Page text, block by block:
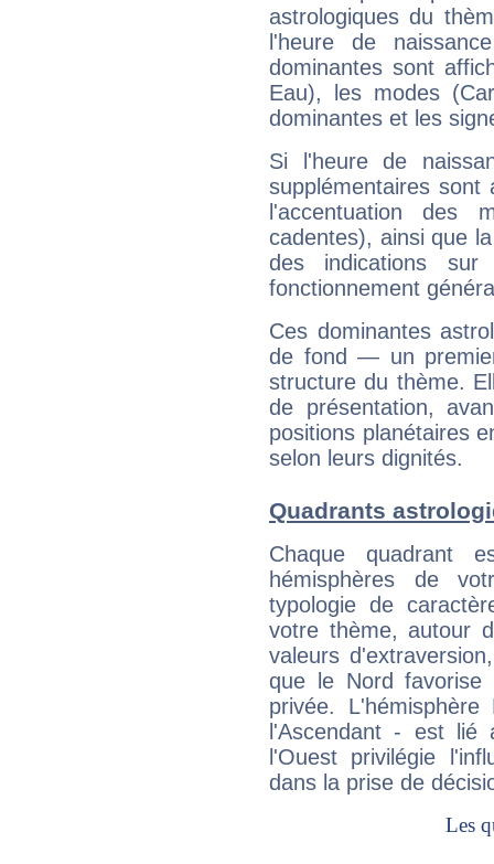
astrologiques du
l'heure de
dominantes sont
Eau), les modes
dominantes et les
Si l'heure de
supplémentaires sont
l'accentuation des
cadentes), ainsi que
des indications sur
fonctionnement
Ces dominantes
de fond — un
structure du thème.
de présentation,
positions planétaires
selon leurs dignités.
Quadrants
Chaque quadrant
hémisphères de
typologie de
votre thème, autour
valeurs
que le Nord favorise
privée.
l'Ascendant - est
l'Ouest privilégie
dans la prise de